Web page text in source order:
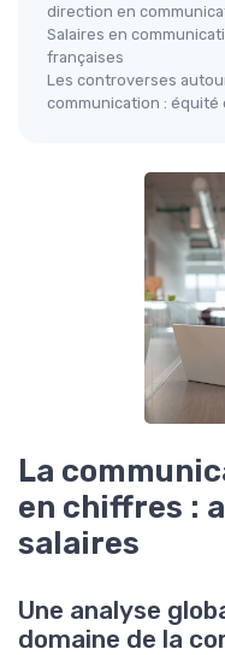
direction en
Salaires en
françaises
Les controverses
communication : équité
La
en chiffres :
salaires
Une analyse
domaine de la